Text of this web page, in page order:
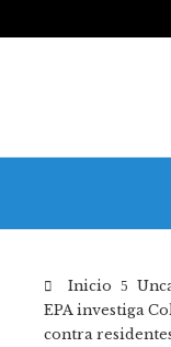
Inicio
EPA investiga
contra